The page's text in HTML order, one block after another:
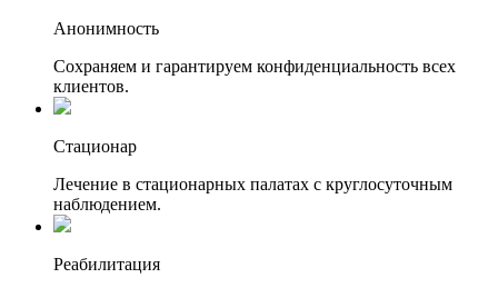
Анонимность
Сохраняем и гарантируем конфиденциальность всех
клиентов.
Стационар
Лечение в стационарных палатах с круглосуточным
наблюдением.
Реабилитация